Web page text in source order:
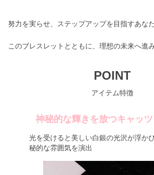
努力を実らせ、ステップアップを目指すあなた
このブレスレットとともに、理想の未来へ進
POINT
アイテム特徴
神秘的な輝きを放つキャッ
光を受けると美しい白銀の光沢が浮か
秘的な雰囲気を演出